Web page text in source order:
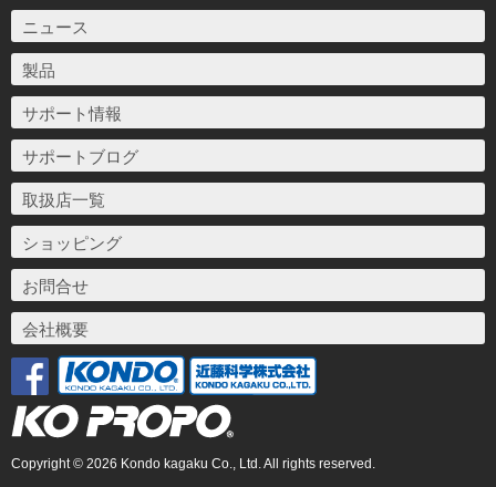
ニュース
製品
サポート情報
サポートブログ
取扱店一覧
ショッピング
お問合せ
会社概要
Copyright © 2026 Kondo kagaku Co., Ltd. All rights reserved.